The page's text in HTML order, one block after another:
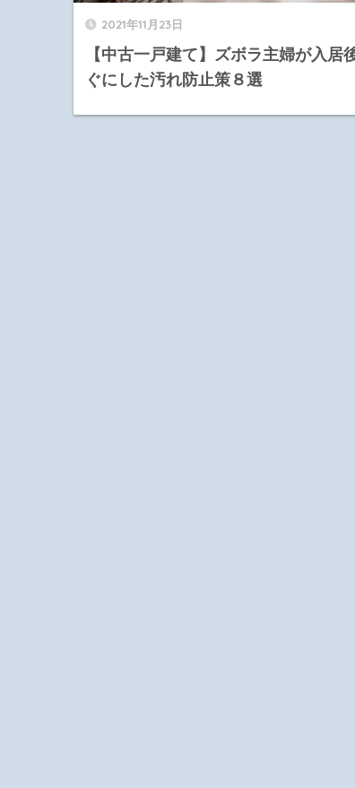
2021年11月23日
【中古一戸建て】ズボラ主婦が入居
ぐにした汚れ防止策８選